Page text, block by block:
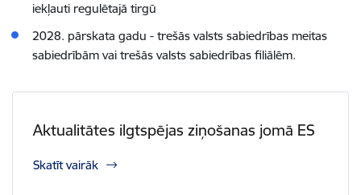
iekļauti regulētajā tirgū
2028. pārskata gadu - trešās valsts sabiedrības meitas
sabiedrībām vai trešās valsts sabiedrības filiālēm.
Aktualitātes ilgtspējas ziņošanas jomā ES
Skatīt vairāk